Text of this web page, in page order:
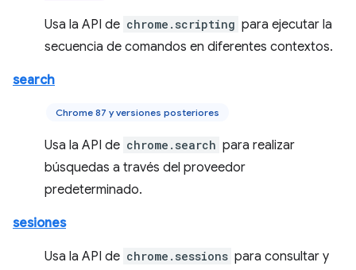
Usa la API de chrome.scripting para ejecutar la
secuencia de comandos en diferentes contextos.
search
Chrome 87 y versiones posteriores
Usa la API de chrome.search para realizar
búsquedas a través del proveedor
predeterminado.
sesiones
Usa la API de chrome.sessions para consultar y